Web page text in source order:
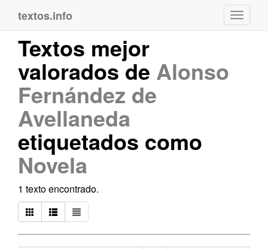
textos.info
Textos mejor
valorados de Alonso
Fernández de
Avellaneda
etiquetados como
Novela
1 texto encontrado.